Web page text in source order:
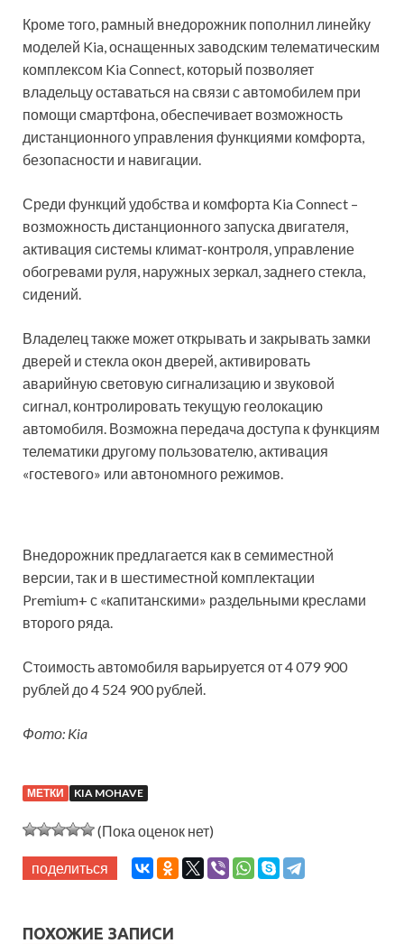
Кроме того, рамный внедорожник пополнил линейку
моделей Kia, оснащенных заводским телематическим
комплексом Kia Connect, который позволяет
владельцу оставаться на связи с автомобилем при
помощи смартфона, обеспечивает возможность
дистанционного управления функциями комфорта,
безопасности и навигации.
Среди функций удобства и комфорта Kia Connect –
возможность дистанционного запуска двигателя,
активация системы климат-контроля, управление
обогревами руля, наружных зеркал, заднего стекла,
сидений.
Владелец также может открывать и закрывать замки
дверей и стекла окон дверей, активировать
аварийную световую сигнализацию и звуковой
сигнал, контролировать текущую геолокацию
автомобиля. Возможна передача доступа к функциям
телематики другому пользователю, активация
«гостевого» или автономного режимов.
Внедорожник предлагается как в семиместной
версии, так и в шестиместной комплектации
Premium+ с «капитанскими» раздельными креслами
второго ряда.
Стоимость автомобиля варьируется от 4 079 900
рублей до 4 524 900 рублей.
Фото: Kia
МЕТКИ KIA MOHAVE
(Пока оценок нет)
поделиться
ПОХОЖИЕ ЗАПИСИ